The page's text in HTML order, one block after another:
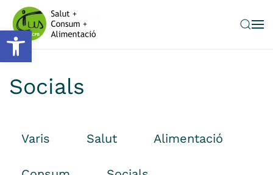
Obre la barra d'eines
Skip to main content
Socials
Varis Salut Alimentació